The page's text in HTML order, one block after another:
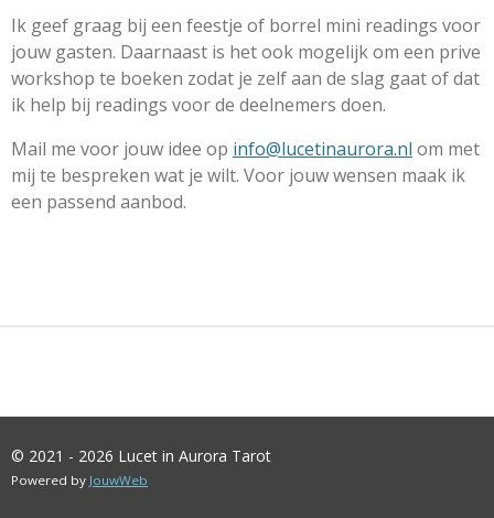
Ik geef graag bij een feestje of borrel mini readings voor
jouw gasten. Daarnaast is het ook mogelijk om een prive
workshop te boeken zodat je zelf aan de slag gaat of dat
ik help bij readings voor de deelnemers doen.
Mail me voor jouw idee op info@lucetinaurora.nl om met
mij te bespreken wat je wilt. Voor jouw wensen maak ik
een passend aanbod.
© 2021 - 2026 Lucet in Aurora Tarot
Powered by JouwWeb